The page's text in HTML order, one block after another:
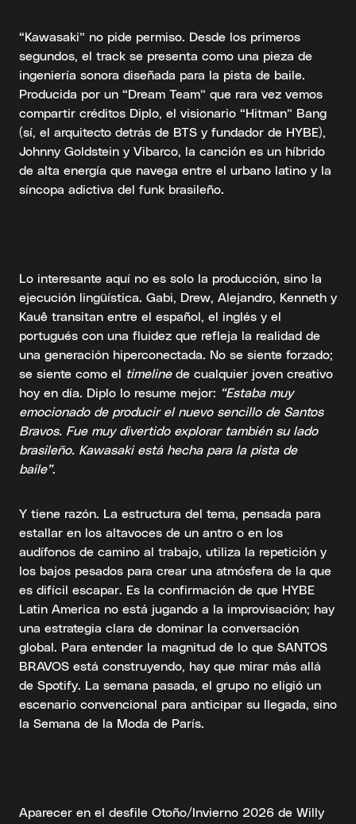
“Kawasaki” no pide permiso. Desde los primeros
segundos, el track se presenta como una pieza de
ingeniería sonora diseñada para la pista de baile.
Producida por un “Dream Team” que rara vez vemos
compartir créditos Diplo, el visionario “Hitman” Bang
(sí, el arquitecto detrás de BTS y fundador de HYBE),
Johnny Goldstein y Vibarco, la canción es un híbrido
de alta energía que navega entre el urbano latino y la
síncopa adictiva del funk brasileño.
Lo interesante aquí no es solo la producción, sino la
ejecución lingüística. Gabi, Drew, Alejandro, Kenneth y
Kauê transitan entre el español, el inglés y el
portugués con una fluidez que refleja la realidad de
una generación hiperconectada. No se siente forzado;
se siente como el timelinede cualquier joven creativo
hoy en día. Diplo lo resume mejor: “Estaba muy
emocionado de producir el nuevo sencillo de Santos
Bravos. Fue muy divertido explorar también su lado
brasileño. Kawasaki está hecha para la pista de
baile”.
Y tiene razón. La estructura del tema, pensada para
estallar en los altavoces de un antro o en los
audífonos de camino al trabajo, utiliza la repetición y
los bajos pesados para crear una atmósfera de la que
es difícil escapar. Es la confirmación de que HYBE
Latin America no está jugando a la improvisación; hay
una estrategia clara de dominar la conversación
global. Para entender la magnitud de lo que SANTOS
BRAVOS está construyendo, hay que mirar más allá
de Spotify. La semana pasada, el grupo no eligió un
escenario convencional para anticipar su llegada, sino
la Semana de la Moda de París.
Aparecer en el desfile Otoño/Invierno 2026 de Willy